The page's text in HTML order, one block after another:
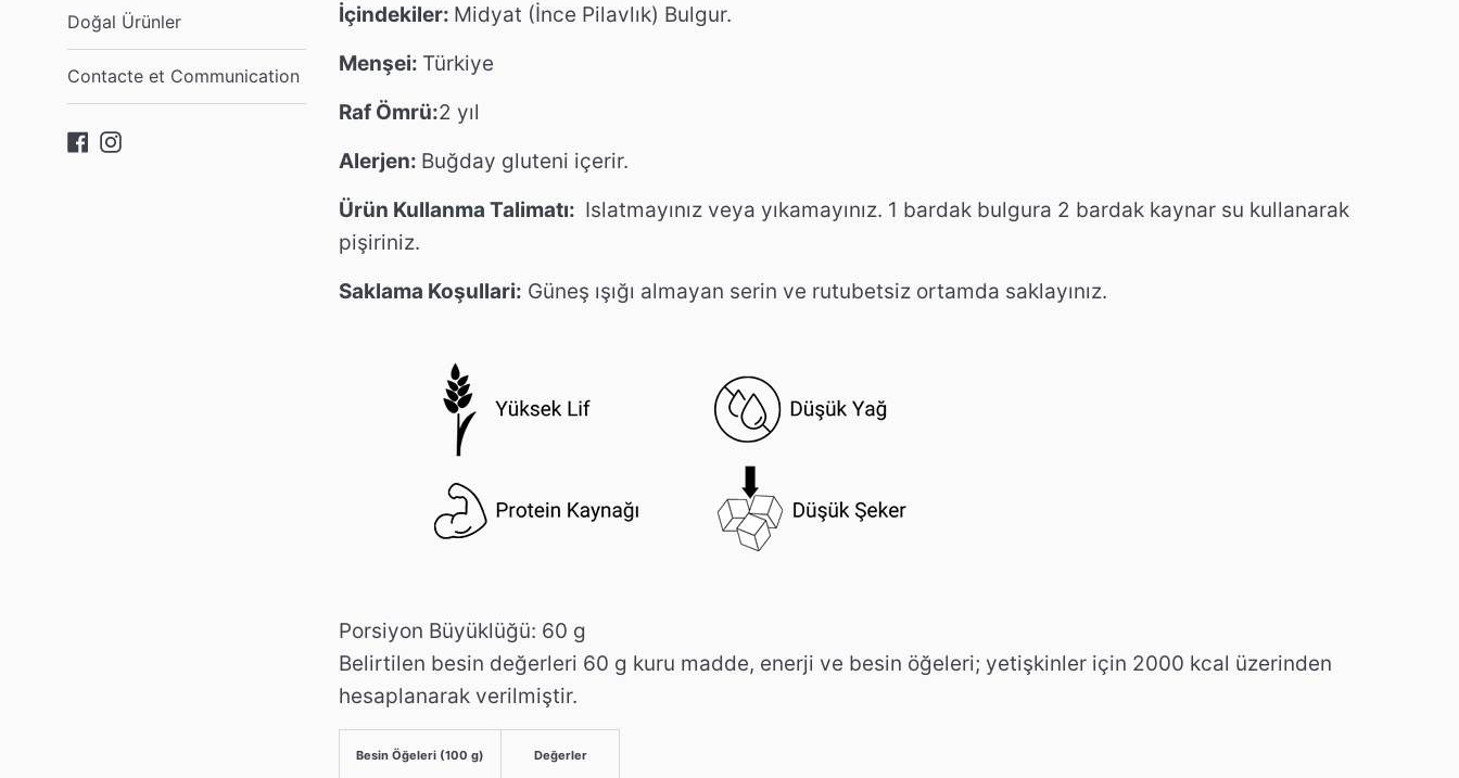
Doğal Ürünler
Contacte et Communication
Facebook
Instagram
İçindekiler: Midyat (İnce Pilavlık) Bulgur.
Menşei: Türkiye
Raf Ömrü:2 yıl
Alerjen: Buğday gluteni içerir.
Ürün Kullanma Talimatı: Islatmayınız veya yıkamayınız. 1 bardak bulgura 2 bardak kaynar su kullanarak
pişiriniz.
Saklama Koşullari: Güneş ışığı almayan serin ve rutubetsiz ortamda saklayınız.
Porsiyon Büyüklüğü: 60 g
Belirtilen besin değerleri 60 g kuru madde, enerji ve besin öğeleri; yetişkinler için 2000 kcal üzerinden
hesaplanarak verilmiştir.
Besin Öğeleri (100 g) Değerler